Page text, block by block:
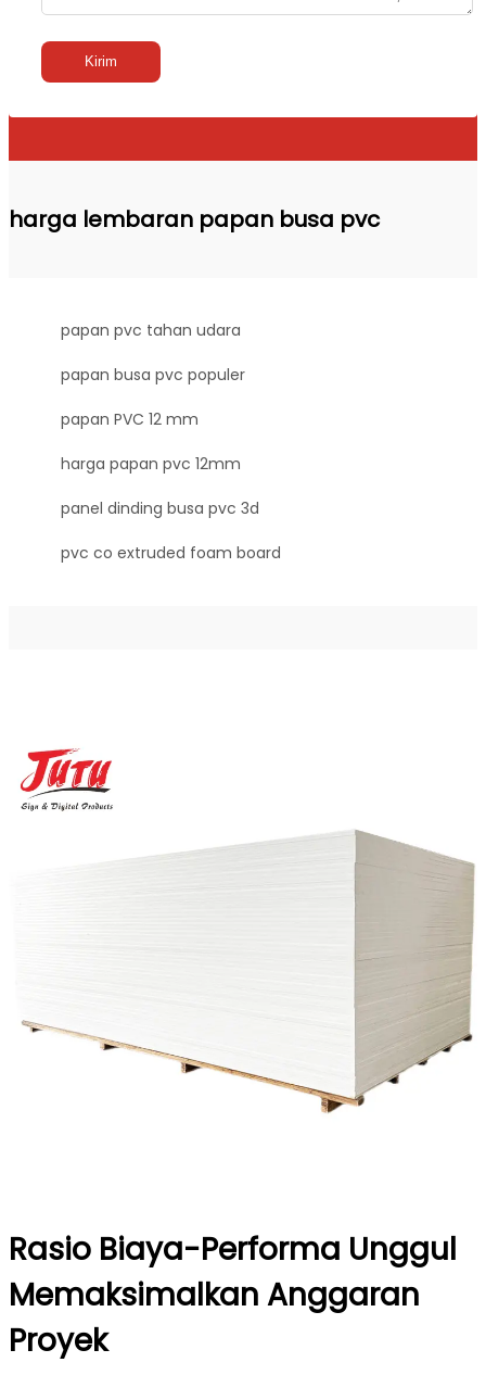
Kirim
harga lembaran papan busa pvc
papan pvc tahan udara
papan busa pvc populer
papan PVC 12 mm
harga papan pvc 12mm
panel dinding busa pvc 3d
pvc co extruded foam board
Rasio Biaya-Performa Unggul
Memaksimalkan Anggaran
Proyek